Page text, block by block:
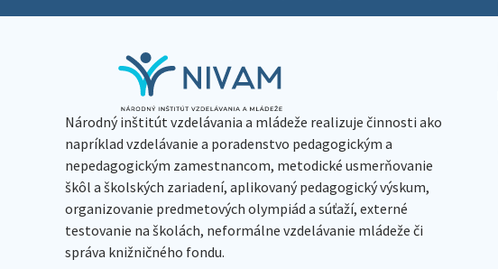
Národný inštitút vzdelávania a mládeže realizuje činnosti ako
napríklad vzdelávanie a poradenstvo pedagogickým a
nepedagogickým zamestnancom, metodické usmerňovanie
škôl a školských zariadení, aplikovaný pedagogický výskum,
organizovanie predmetových olympiád a súťaží, externé
testovanie na školách, neformálne vzdelávanie mládeže či
správa knižničného fondu.